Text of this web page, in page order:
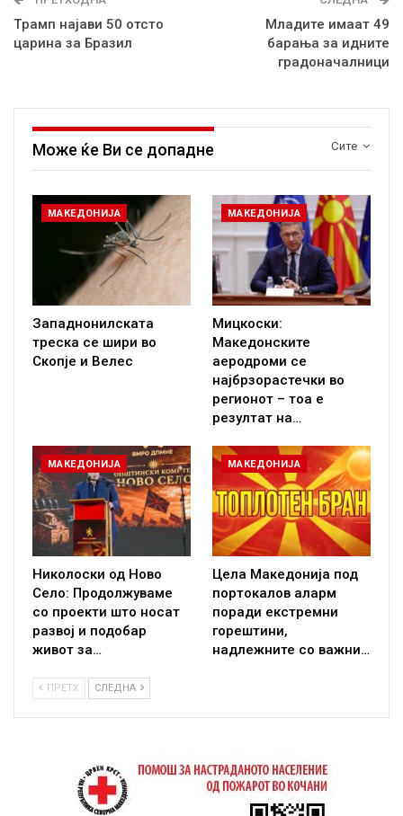
Tрамп најави 50 отсто
царина за Бразил
Младите имаат 49
барања за идните
градоначалници
Сите
Може ќе Ви се допадне
МАКЕДОНИЈА
Западнонилската
треска се шири во
Скопје и Велес
МАКЕДОНИЈА
Мицкоски:
Македонските
аеродроми се
најбрзорастечки во
регионот – тоа е
резултат на…
МАКЕДОНИЈА
Николоски од Ново
Село: Продолжуваме
со проекти што носат
развој и подобар
живот за…
МАКЕДОНИЈА
Цела Македонија под
портокалов аларм
поради екстремни
горештини,
надлежните со важни…
ПРЕТХ СЛЕДНА